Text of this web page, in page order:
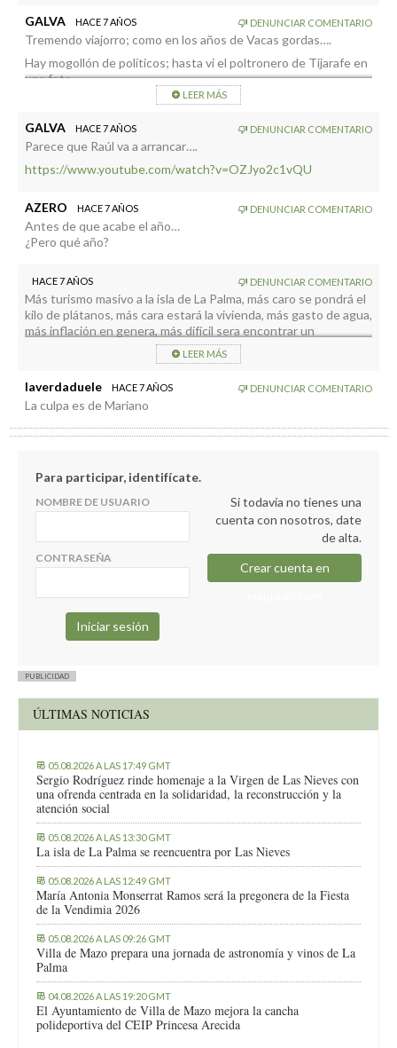
GALVA HACE 7 AÑOS DENUNCIAR COMENTARIO
Tremendo viajorro; como en los años de Vacas gordas….
Hay mogollón de políticos; hasta vi el poltronero de Tijarafe en
una foto…….
LEER MÁS
GALVA HACE 7 AÑOS DENUNCIAR COMENTARIO
Parece que Raúl va a arrancar….
https://www.youtube.com/watch?v=OZJyo2c1vQU
AZERO HACE 7 AÑOS DENUNCIAR COMENTARIO
Antes de que acabe el año…
¿Pero qué año?
HACE 7 AÑOS DENUNCIAR COMENTARIO
Más turismo masivo a la isla de La Palma, más caro se pondrá el
kilo de plátanos, más cara estará la vivienda, más gasto de agua,
más inflación en genera, más difícil sera encontrar un
aparcamiento gratis, más contaminación, mas inseguridad.
la isla con la llegada de tanto turismo.
LEER MÁS
laverdaduele HACE 7 AÑOS DENUNCIAR COMENTARIO
La culpa es de Mariano
Para participar, identifícate.
NOMBRE DE USUARIO
CONTRASEÑA
Si todavía no tienes una
cuenta con nosotros, date
de alta.
Crear cuenta en
PUBLICIDAD
ÚLTIMAS NOTICIAS
05.08.2026 A LAS 17:49 GMT
Sergio Rodríguez rinde homenaje a la Virgen de Las Nieves con
una ofrenda centrada en la solidaridad, la reconstrucción y la
atención social
05.08.2026 A LAS 13:30 GMT
La isla de La Palma se reencuentra por Las Nieves
05.08.2026 A LAS 12:49 GMT
María Antonia Monserrat Ramos será la pregonera de la Fiesta
de la Vendimia 2026
05.08.2026 A LAS 09:26 GMT
Villa de Mazo prepara una jornada de astronomía y vinos de La
Palma
04.08.2026 A LAS 19:20 GMT
El Ayuntamiento de Villa de Mazo mejora la cancha
polideportiva del CEIP Princesa Arecida